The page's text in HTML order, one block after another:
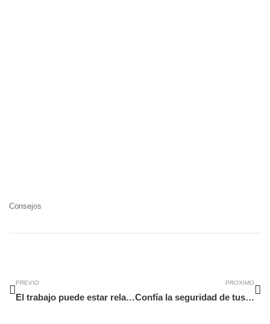
Consejos
PREVIO
El trabajo puede estar relacionado con la aparición de varices
PROXIMO
Confía la seguridad de tus embarcaciones a Balsamar